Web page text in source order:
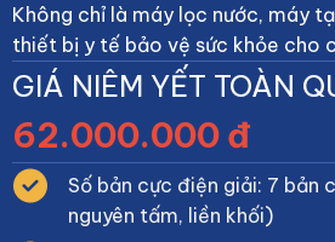
Không chỉ là máy lọc nước, máy
thiết bị y tế bảo vệ sức khỏe cho
GIÁ NIÊM YẾT TOÀN
62.000.000 đ
Số bản cực điện giải: 7 bản
nguyên tấm, liền khối)